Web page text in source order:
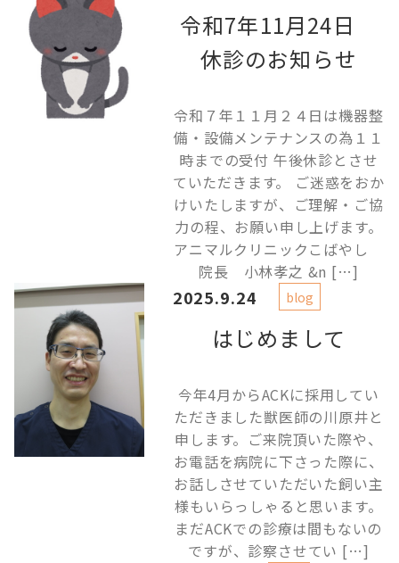
令和7年11月24日
休診のお知らせ
令和７年１１月２４日は機器整
備・設備メンテナンスの為１１
時までの受付 午後休診とさせ
ていただきます。 ご迷惑をおか
けいたしますが、ご理解・ご協
力の程、お願い申し上げます。
アニマルクリニックこばやし
院長 小林孝之 &n […]
はじめまして
2025.9.24 blog
今年4月からACKに採用してい
ただきました獣医師の川原井と
申します。ご来院頂いた際や、
お電話を病院に下さった際に、
お話しさせていただいた飼い主
様もいらっしゃると思います。
まだACKでの診療は間もないの
ですが、診察させてい […]